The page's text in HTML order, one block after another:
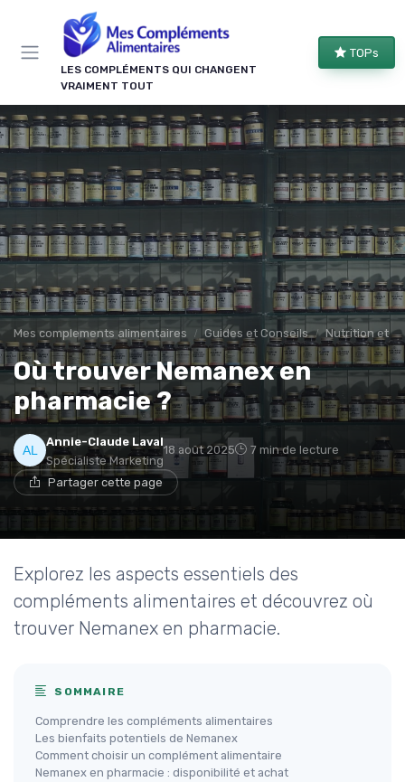
LES COMPLÉMENTS QUI CHANGENT
VRAIMENT TOUT
TOPs
Mes complements alimentaires Guides et Conseils Nutrition et
Où trouver Nemanex en
pharmacie ?
Annie-Claude Laval
Spécialiste Marketing
18 août 2025 7 min de lecture
Partager cette page
Explorez les aspects essentiels des
compléments alimentaires et découvrez où
trouver Nemanex en pharmacie.
SOMMAIRE
Comprendre les compléments alimentaires
Les bienfaits potentiels de Nemanex
Comment choisir un complément alimentaire
Nemanex en pharmacie : disponibilité et achat
Panneau de gestion des cookies